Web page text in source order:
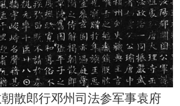
散郎行邓州司法参军事袁府